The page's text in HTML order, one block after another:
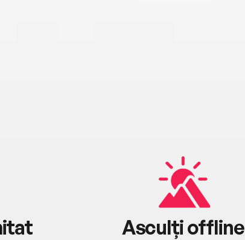
Asculți offline